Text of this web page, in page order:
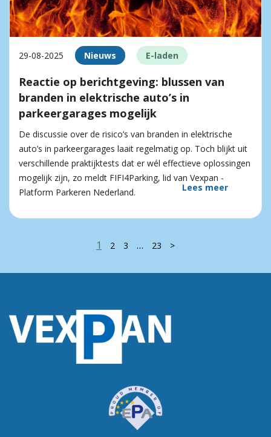
29-08-2025 Nieuws E-laden
Reactie op berichtgeving: blussen van
branden in elektrische auto’s in
parkeergarages mogelijk
De discussie over de risico’s van branden in elektrische
auto’s in parkeergarages laait regelmatig op. Toch blijkt uit
verschillende praktijktests dat er wél effectieve oplossingen
mogelijk zijn, zo meldt FIFI4Parking, lid van Vexpan -
Platform Parkeren Nederland.
Lees meer
1 2 3 … 23 >